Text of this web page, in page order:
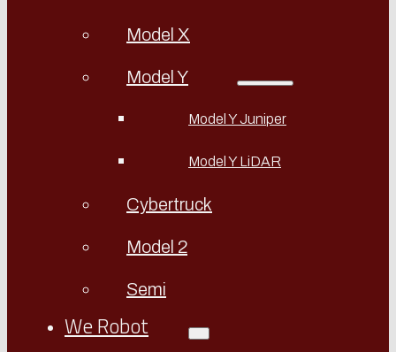
Model X
Model Y
Model Y Juniper
Model Y LiDAR
Cybertruck
Model 2
Semi
We Robot